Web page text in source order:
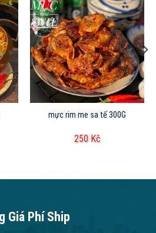
mực rim me sa tế 300G
250 Kč
Giá Phí Ship